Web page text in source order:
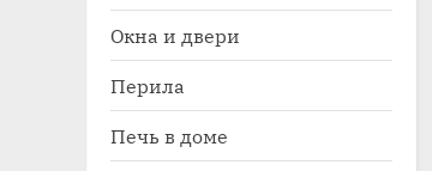
Окна и двери
Перила
Печь в доме